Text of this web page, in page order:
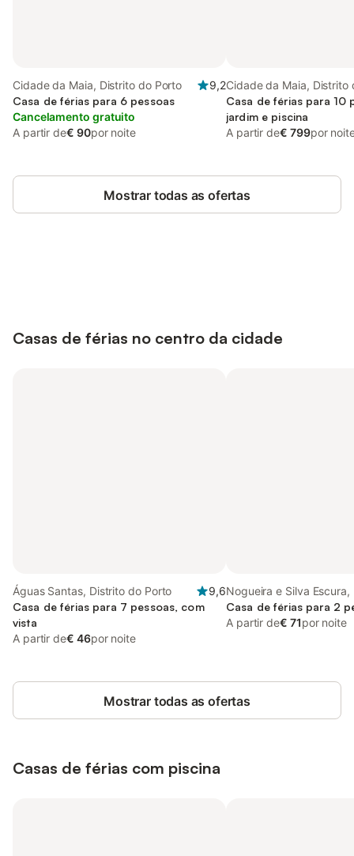
Cidade da Maia, Distrito do Porto
9,2
Casa de férias para 6 pessoas
Cancelamento gratuito
A partir de€ 90por noite
Cidade da Maia, Distrito
Casa de férias para 10
jardim e piscina
A partir de€ 799por
Mostrar todas as ofertas
Casas de férias no centro da cidade
Águas Santas, Distrito do Porto
9,6
Casa de férias para 7 pessoas, com
vista
A partir de€ 46por noite
Nogueira e Silva
Porto
Casa de férias para 2
A partir de€ 71por noite
Mostrar todas as ofertas
Casas de férias com piscina